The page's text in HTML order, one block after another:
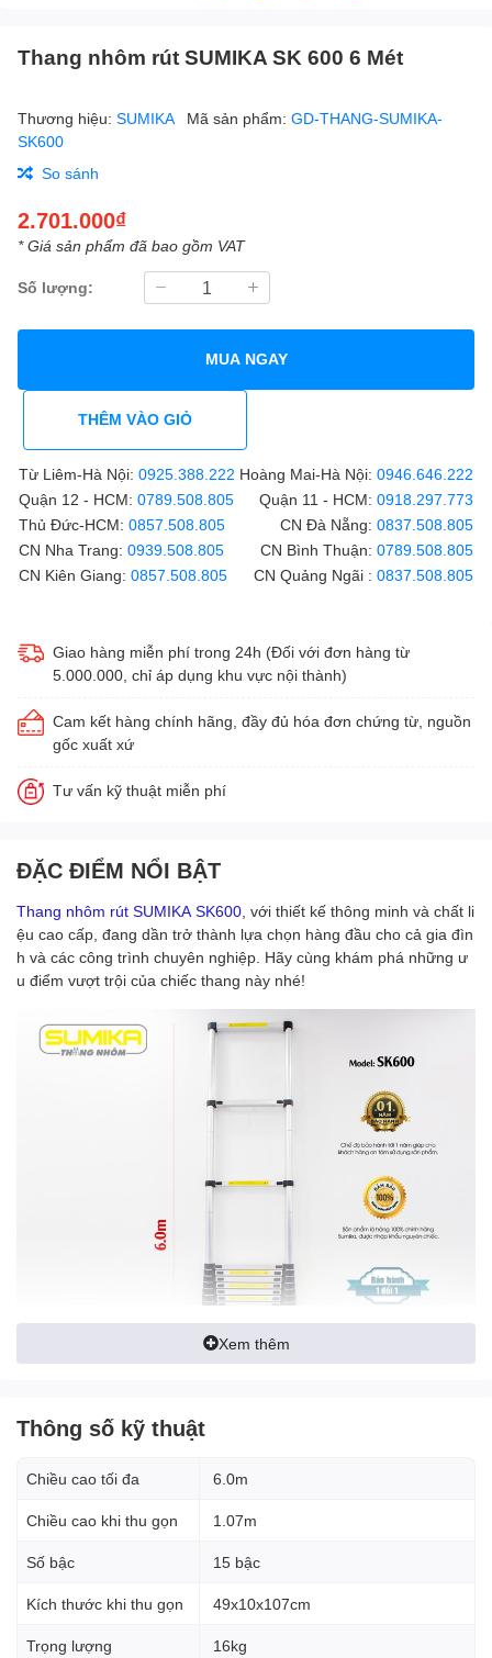
Thang nhôm rút SUMIKA SK 600 6 Mét
Thương hiệu: SUMIKA Mã sản phẩm: GD-THANG-SUMIKA-
SK600
So sánh
2.701.000₫
* Giá sản phẩm đã bao gồm VAT
Số lượng:
MUA NGAY
THÊM VÀO GIỎ
Từ Liêm-Hà Nội: 0925.388.222 Hoàng Mai-Hà Nội: 0946.646.222
Quận 12 - HCM: 0789.508.805 Quận 11 - HCM: 0918.297.773
Thủ Đức-HCM: 0857.508.805 CN Đà Nẵng: 0837.508.805
CN Nha Trang: 0939.508.805 CN Bình Thuận: 0789.508.805
CN Kiên Giang: 0857.508.805 CN Quảng Ngãi : 0837.508.805
Giao hàng miễn phí trong 24h (Đối với đơn hàng từ
5.000.000, chỉ áp dụng khu vực nội thành)
Cam kết hàng chính hãng, đầy đủ hóa đơn chứng từ, nguồn
gốc xuất xứ
Tư vấn kỹ thuật miễn phí
ĐẶC ĐIỂM NỔI BẬT
Thang nhôm rút SUMIKA SK600 , với thiết kế thông minh và chất li
ệu cao cấp, đang dần trở thành lựa chọn hàng đầu cho cả gia đìn
h và các công trình chuyên nghiệp. Hãy cùng khám phá những ư
u điểm vượt trội của chiếc thang này nhé!
ộ bền bỉ và khả năng chịu lực cao, chống gỉ sét hiệu quả.
Thiết kế rút gọn linh hoạt:Chiều cao điều chỉnh dễ dàng
Xem thêm
Thông số kỹ thuật
Chiều cao tối đa 6.0m
Chiều cao khi thu gọn 1.07m
Số bậc 15 bậc
Kích thước khi thu gọn 49x10x107cm
Trọng lượng 16kg